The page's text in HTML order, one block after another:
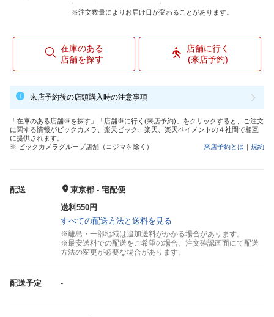
※注文数量によりお届け日が変わることがあります。
在庫のある
店舗を探す
店舗に行く
(来店予約)
来店予約後の店頭購入時の注意事項
「在庫のある店舗※を探す」「店舗※に行く(来店予約)」をクリックすると、ご注文
に関する情報がビックカメラ、楽天ビック、楽天、楽天ペイメントの４社間で相互
に提供されます。
※ ビックカメラグループ店舗（コジマを除く）
来店予約とは ｜ 規約
配送
東京都 - 宅配便
送料550円
すべての配送方法と送料を見る
※離島・一部地域は追加送料がかかる場合があります。
※最安送料での配送をご希望の場合、注文確認画面にて配送
方法の変更が必要な場合があります。
配送予定 -